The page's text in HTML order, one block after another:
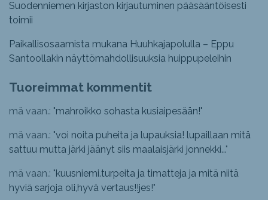
Suodenniemen kirjaston kirjautuminen pääsääntöisesti
toimii
Paikallisosaamista mukana Huuhkajapolulla – Eppu
Santoollakin näyttömahdollisuuksia huippupeleihin
Tuoreimmat kommentit
mä vaan.: "mahroikko sohasta kusiaipesään!"
mä vaan.: "voi noita puheita ja lupauksia! lupaillaan mitä
sattuu mutta järki jäänyt siis maalaisjärki jonnekki..."
mä vaan.: "kuusniemi.turpeita ja timatteja ja mitä niitä
hyviä sarjoja oli,hyvä vertaus!!jes!"